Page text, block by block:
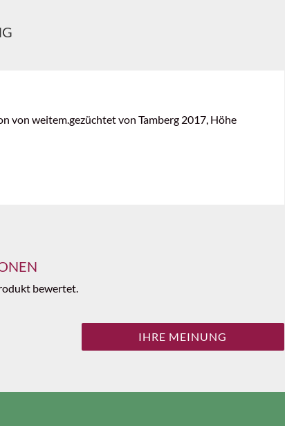
von weitem.gezüchtet von Tamberg 2017, Höhe
bewertet.
IHRE MEINUNG